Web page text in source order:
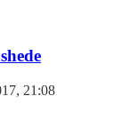
21:08